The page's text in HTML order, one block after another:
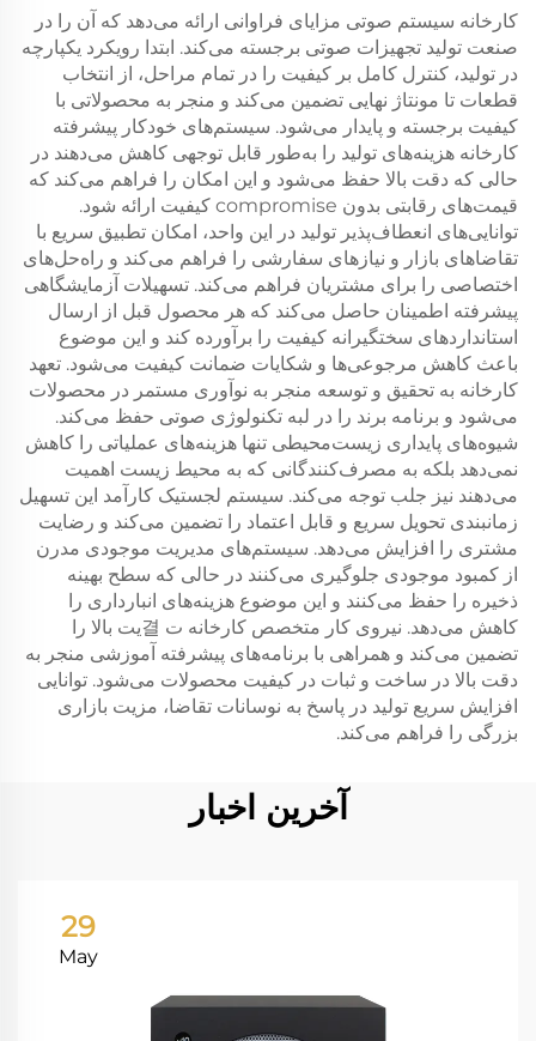
کارخانه سیستم صوتی مزایای فراوانی ارائه می‌دهد که آن را در
صنعت تولید تجهیزات صوتی برجسته می‌کند. ابتدا رویکرد یکپارچه
در تولید، کنترل کامل بر کیفیت را در تمام مراحل، از انتخاب
قطعات تا مونتاژ نهایی تضمین می‌کند و منجر به محصولاتی با
کیفیت برجسته و پایدار می‌شود. سیستم‌های خودکار پیشرفته
کارخانه هزینه‌های تولید را به‌طور قابل توجهی کاهش می‌دهند در
حالی که دقت بالا حفظ می‌شود و این امکان را فراهم می‌کند که
قیمت‌های رقابتی بدون compromise کیفیت ارائه شود.
توانایی‌های انعطاف‌پذیر تولید در این واحد، امکان تطبیق سریع با
تقاضاهای بازار و نیازهای سفارشی را فراهم می‌کند و راه‌حل‌های
اختصاصی را برای مشتریان فراهم می‌کند. تسهیلات آزمایشگاهی
پیشرفته اطمینان حاصل می‌کند که هر محصول قبل از ارسال
استانداردهای سختگیرانه کیفیت را برآورده کند و این موضوع
باعث کاهش مرجوعی‌ها و شکایات ضمانت کیفیت می‌شود. تعهد
کارخانه به تحقیق و توسعه منجر به نوآوری مستمر در محصولات
می‌شود و برنامه برند را در لبه تکنولوژی صوتی حفظ می‌کند.
شیوه‌های پایداری زیست‌محیطی تنها هزینه‌های عملیاتی را کاهش
نمی‌دهد بلکه به مصرف‌کنندگانی که به محیط زیست اهمیت
می‌دهند نیز جلب توجه می‌کند. سیستم لجستیک کارآمد این تسهیل
زمانبندی تحویل سریع و قابل اعتماد را تضمین می‌کند و رضایت
مشتری را افزایش می‌دهد. سیستم‌های مدیریت موجودی مدرن
از کمبود موجودی جلوگیری می‌کنند در حالی که سطح بهینه
ذخیره را حفظ می‌کنند و این موضوع هزینه‌های انبارداری را
کاهش می‌دهد. نیروی کار متخصص کارخانه ت 결یت بالا را
تضمین می‌کند و همراهی با برنامه‌های پیشرفته آموزشی منجر به
دقت بالا در ساخت و ثبات در کیفیت محصولات می‌شود. توانایی
افزایش سریع تولید در پاسخ به نوسانات تقاضا، مزیت بازاری
بزرگی را فراهم می‌کند.
آخرین اخبار
29
May